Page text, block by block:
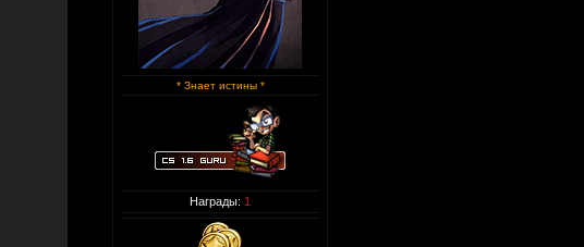
* Знает истины *
Награды: 1